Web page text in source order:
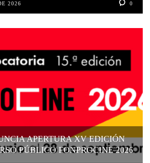
2026 0
APERTURA XV EDICIÓN
PÚBLICO FONPROCINE 2026